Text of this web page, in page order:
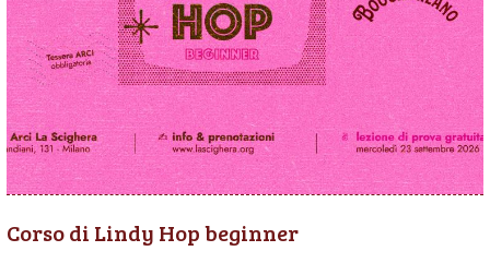
Corso di Lindy Hop beginner